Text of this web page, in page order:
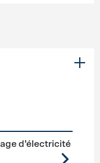
d’électricité